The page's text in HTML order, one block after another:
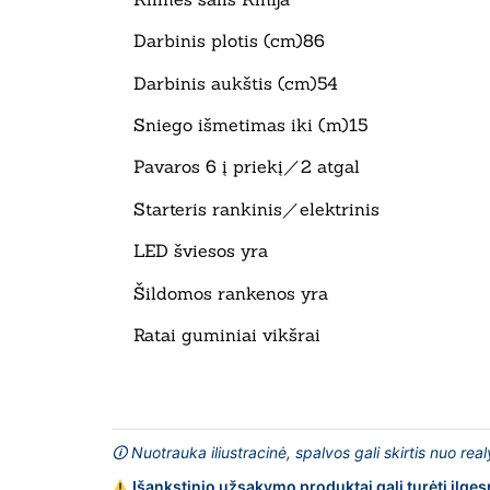
Darbinis plotis (cm)86
Darbinis aukštis (cm)54
Sniego išmetimas iki (m)15
Pavaros 6 į priekį／2 atgal
Starteris rankinis／elektrinis
LED šviesos yra
Šildomos rankenos yra
Ratai guminiai vikšrai
🛈 Nuotrauka iliustracinė, spalvos gali skirtis nuo